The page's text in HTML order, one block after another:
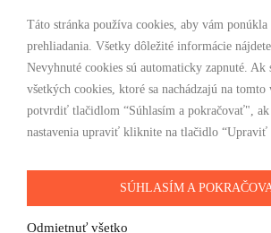
POHODLNÉ NAKUPOVANIE
Odosielame ihneď nasledujúci
Doprava zdarma už od 49 €
SLEDUJTE NÁS
Táto stránka používa cookies, aby vám
prehliadania. Všetky dôležité informácie
Nevyhnuté cookies sú automaticky zapnuté. Ak
všetkých cookies, ktoré sa nachádzajú na tomto
potvrdiť tlačidlom “Súhlasím a pokračovať", ak
nastavenia upraviť kliknite na tlačidlo “Upraviť
SÚHLASÍM A
Odmietnuť všetko